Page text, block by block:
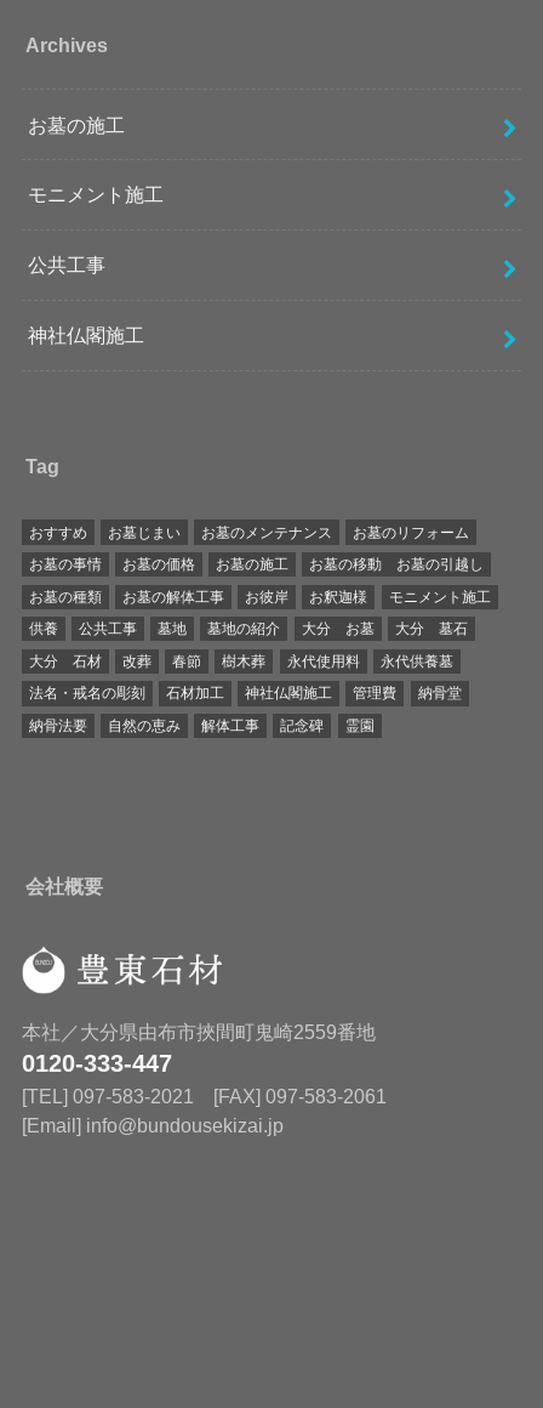
Archives
お墓の施工
モニメント施工
公共工事
神社仏閣施工
Tag
おすすめ お墓じまい お墓のメンテナンス
お墓のリフォーム
お墓の事情
お墓の価格 お墓の施工
お墓の移動 お墓の引越し
お墓の種類
お墓の解体工事 お彼岸 お釈迦様
モニメント施工
供養
公共工事 墓地 墓地の紹介 大分 お墓
大分 墓石
大分 石材
改葬 春節 樹木葬 永代使用料
永代供養墓
法名・戒名の彫刻
石材加工 神社仏閣施工 管理費
納骨堂
納骨法要
自然の恵み 解体工事 記念碑 霊園
会社概要
本社／大分県由布市挾間町鬼崎2559番地
0120-333-447
[TEL] 097-583-2021 [FAX] 097-583-2061
[Email] info@bundousekizai.jp